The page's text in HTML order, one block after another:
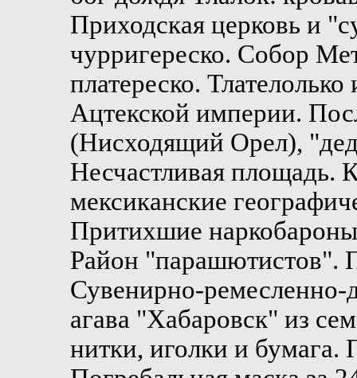
Приходская церковь и
чурригереско. Собор
платереско.
Ацтекской империи.
(Нисходящий Орел),
Несчастливая площадь.
мексиканские
Притихшие
Район "парашютистов".
Сувенирно-ремесленно-
агава "Хабаровск" из
нитки, иголки и бумага.